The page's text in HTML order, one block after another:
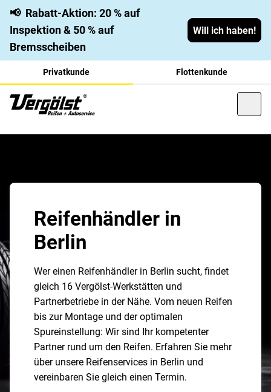
📢 Rabatt-Aktion: 20 % auf
Inspektion & 50 % auf
Bremsscheiben
Will ich haben!
Privatkunde Flottenkunde
Reifenhändler in
Berlin
Wer einen Reifenhändler in Berlin sucht, findet
gleich 16 Vergölst-Werkstätten und
Partnerbetriebe in der Nähe. Vom neuen Reifen
bis zur Montage und der optimalen
Spureinstellung: Wir sind Ihr kompetenter
Partner rund um den Reifen. Erfahren Sie mehr
über unsere Reifenservices in Berlin und
vereinbaren Sie gleich einen Termin.